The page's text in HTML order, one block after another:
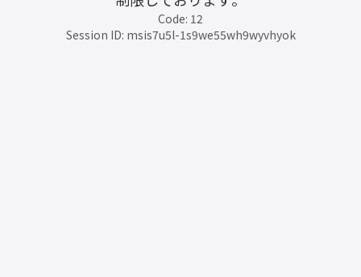
Code: 12
Session ID: msis7u5l-1s9we55wh9wyvhyok